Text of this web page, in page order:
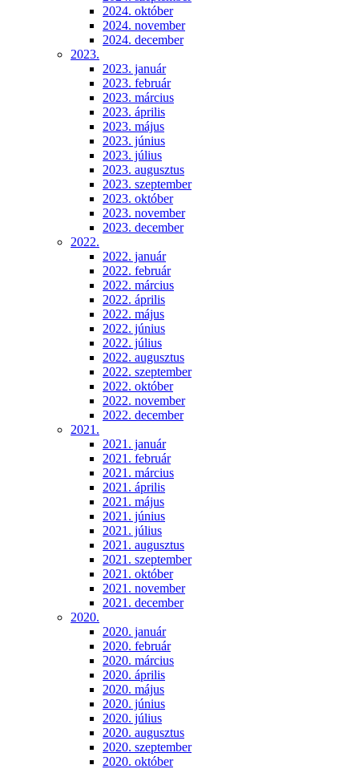
2024. október
2024. november
2024. december
2023.
2023. január
2023. február
2023. március
2023. április
2023. május
2023. június
2023. július
2023. augusztus
2023. szeptember
2023. október
2023. november
2023. december
2022.
2022. január
2022. február
2022. március
2022. április
2022. május
2022. június
2022. július
2022. augusztus
2022. szeptember
2022. október
2022. november
2022. december
2021.
2021. január
2021. február
2021. március
2021. április
2021. május
2021. június
2021. július
2021. augusztus
2021. szeptember
2021. október
2021. november
2021. december
2020.
2020. január
2020. február
2020. március
2020. április
2020. május
2020. június
2020. július
2020. augusztus
2020. szeptember
2020. október